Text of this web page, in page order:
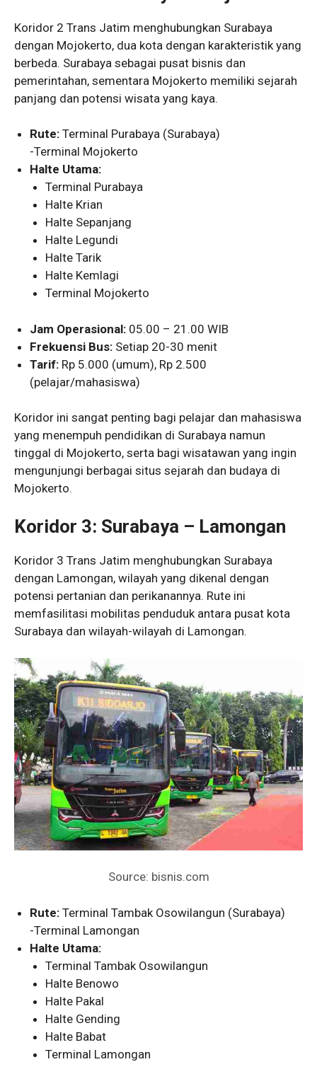
Koridor 2 Trans Jatim menghubungkan Surabaya
dengan Mojokerto, dua kota dengan karakteristik yang
berbeda. Surabaya sebagai pusat bisnis dan
pemerintahan, sementara Mojokerto memiliki sejarah
panjang dan potensi wisata yang kaya.
Rute: Terminal Purabaya (Surabaya)
-Terminal Mojokerto
Halte Utama:
Terminal Purabaya
Halte Krian
Halte Sepanjang
Halte Legundi
Halte Tarik
Halte Kemlagi
Terminal Mojokerto
Jam Operasional: 05.00 – 21.00 WIB
Frekuensi Bus: Setiap 20-30 menit
Tarif: Rp 5.000 (umum), Rp 2.500
(pelajar/mahasiswa)
Koridor ini sangat penting bagi pelajar dan mahasiswa
yang menempuh pendidikan di Surabaya namun
tinggal di Mojokerto, serta bagi wisatawan yang ingin
mengunjungi berbagai situs sejarah dan budaya di
Mojokerto.
Koridor 3: Surabaya – Lamongan
Koridor 3 Trans Jatim menghubungkan Surabaya
dengan Lamongan, wilayah yang dikenal dengan
potensi pertanian dan perikanannya. Rute ini
memfasilitasi mobilitas penduduk antara pusat kota
Surabaya dan wilayah-wilayah di Lamongan.
Source: bisnis.com
Rute: Terminal Tambak Osowilangun (Surabaya)
-Terminal Lamongan
Halte Utama:
Terminal Tambak Osowilangun
Halte Benowo
Halte Pakal
Halte Gending
Halte Babat
Terminal Lamongan